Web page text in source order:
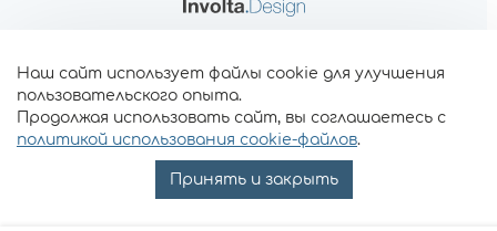
Наш сайт использует файлы cookie для улучшения
пользовательского опыта.
Продолжая использовать сайт, вы соглашаетесь с
политикой использования cookie-файлов.
Принять и закрыть